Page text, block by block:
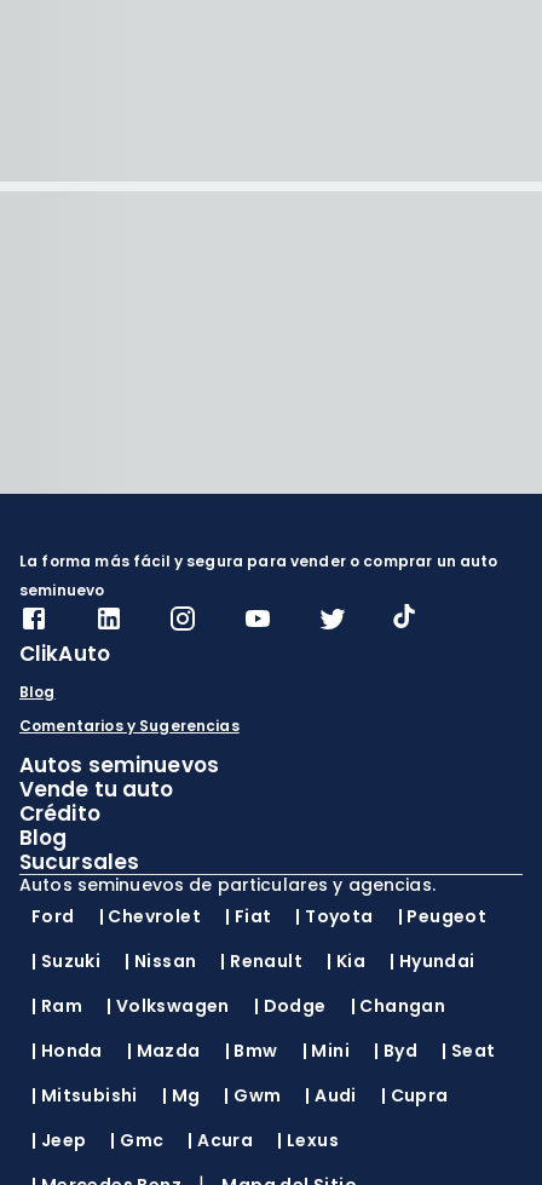
La forma más fácil y segura para vender o comprar un auto
seminuevo
ClikAuto
Blog
Comentarios y Sugerencias
Autos seminuevos
Vende tu auto
Crédito
Blog
Sucursales
Autos seminuevos de particulares y agencias.
Ford
| Chevrolet | Fiat | Toyota | Peugeot
| Suzuki | Nissan | Renault | Kia | Hyundai
| Ram | Volkswagen | Dodge | Changan
| Honda | Mazda | Bmw | Mini | Byd | Seat
| Mitsubishi | Mg | Gwm |Audi | Cupra
| Jeep | Gmc |Acura | Lexus